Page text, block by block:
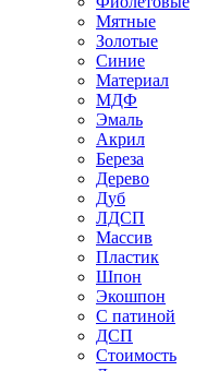
Мятные
Золотые
Синие
Материал
МДФ
Эмаль
Акрил
Береза
Дерево
Дуб
ЛДСП
Массив
Пластик
Шпон
Экошпон
С патиной
ДСП
Стоимость